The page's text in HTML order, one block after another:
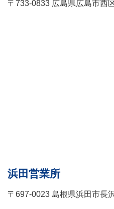
〒733-0833 広島県広島市西
浜田営業所
〒697-0023 島根県浜田市長